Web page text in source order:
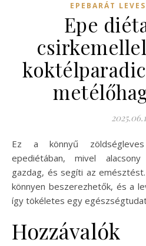
EPEBARÁT
Epe
Ez a könnyű zöldségleves ideális választás az
epediétában, mivel
gazdag, és segíti az
könnyen beszerezhetők, és a
így tökéletes egy
Hozzávalók